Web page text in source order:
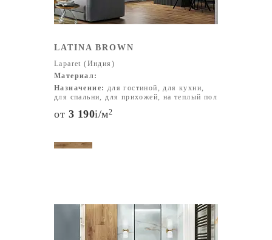
LATINA BROWN
Laparet (Индия)
Материал:
Назначение: для гостиной, для кухни,
для спальни, для прихожей, на теплый пол
от 3 190i/м2